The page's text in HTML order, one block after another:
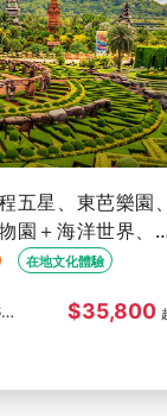
五星、翡翠灣17
全明星號遊艇人
登美食、無購物
地文化體驗
$33,800